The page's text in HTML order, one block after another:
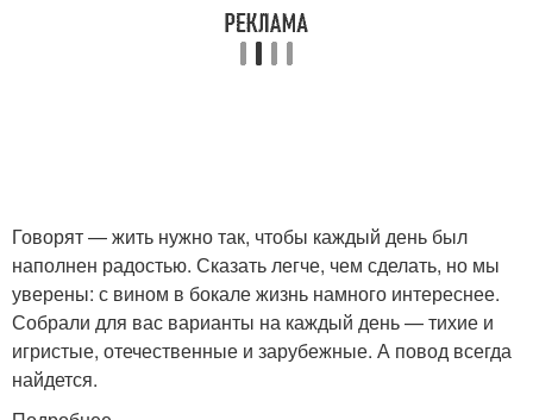
Говорят — жить нужно так, чтобы каждый день был
наполнен радостью. Сказать легче, чем сделать, но мы
уверены: с вином в бокале жизнь намного интереснее.
Собрали для вас варианты на каждый день — тихие и
игристые, отечественные и зарубежные. А повод всегда
найдется.